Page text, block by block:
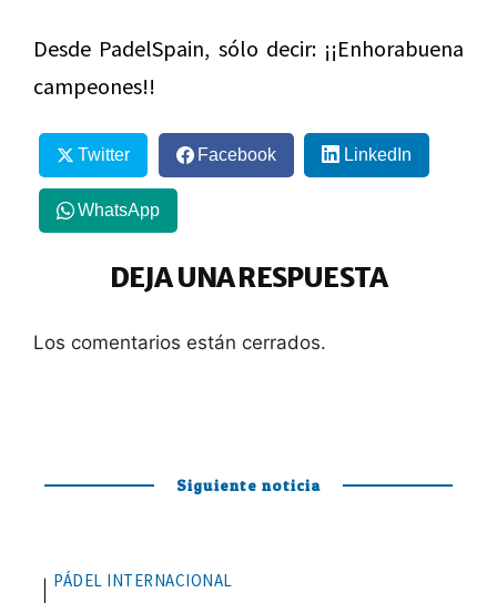
Desde PadelSpain, sólo decir: ¡¡Enhorabuena
campeones!!
Twitter Facebook LinkedIn
WhatsApp
DEJA UNA RESPUESTA
Los comentarios están cerrados.
Siguiente noticia
PÁDEL INTERNACIONAL